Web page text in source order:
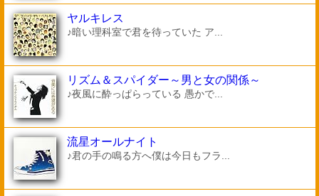
ヤルキレス
♪暗い理科室で君を待っていた ア...
リズム＆スパイダー～男と女の関係～
♪夜風に酔っぱらっている 愚かで...
流星オールナイト
♪君の手の鳴る方へ僕は今日もフラ...